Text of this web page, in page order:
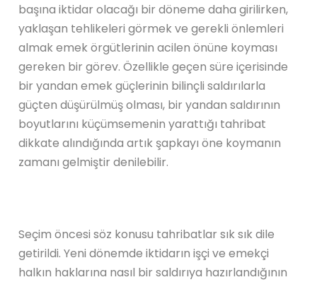
başına iktidar olacağı bir döneme daha girilirken,
yaklaşan tehlikeleri görmek ve gerekli önlemleri
almak emek örgütlerinin acilen önüne koyması
gereken bir görev. Özellikle geçen süre içerisinde
bir yandan emek güçlerinin bilinçli saldırılarla
güçten düşürülmüş olması, bir yandan saldırının
boyutlarını küçümsemenin yarattığı tahribat
dikkate alındığında artık şapkayı öne koymanın
zamanı gelmiştir denilebilir.
Seçim öncesi söz konusu tahribatlar sık sık dile
getirildi. Yeni dönemde iktidarın işçi ve emekçi
halkın haklarına nasıl bir saldırıya hazırlandığının